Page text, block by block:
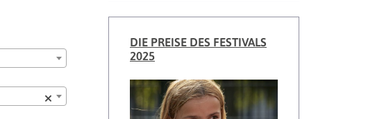
×
DIE PREISE DES FESTIVALS
2025